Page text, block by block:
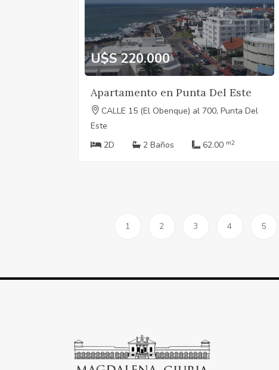
U$S 220.000
Apartamento en Punta Del Este
CALLE 15 (El Obenque) al 700, Punta Del
Este
2D
2 Baños 62.00 m2
1 2 3 4 5